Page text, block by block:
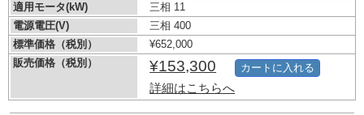
適用モータ(kW)
三相 11
電源電圧(V)
三相 400
標準価格（税別）
¥652,000
販売価格（税別）
¥153,300
詳細はこちらへ
カートに入れる